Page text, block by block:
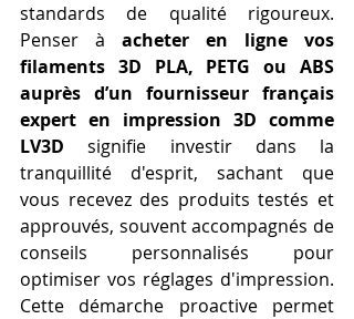
standards de qualité rigoureux.
Penser à acheter en ligne vos
filaments 3D PLA, PETG ou ABS
auprès d’un fournisseur français
expert en impression 3D comme
LV3D signifie investir dans la
tranquillité d'esprit, sachant que
vous recevez des produits testés et
approuvés, souvent accompagnés de
conseils personnalisés pour
optimiser vos réglages d'impression.
Cette démarche proactive permet